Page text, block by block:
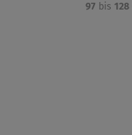
97 bis 128